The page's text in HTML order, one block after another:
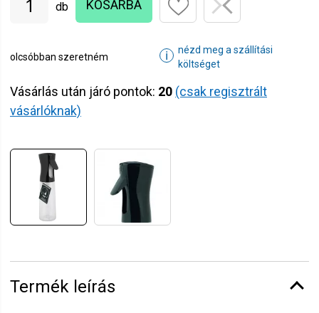
db KOSÁRBA
olcsóbban szeretném ℹ
nézd meg a szállítási
költséget
Vásárlás után járó pontok: 20 (csak regisztrált
vásárlóknak)
Termék leírás